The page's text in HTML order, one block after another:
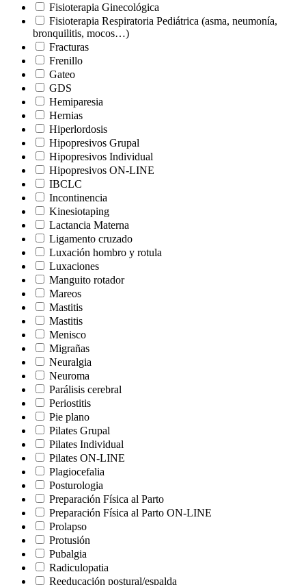
Fisioterapia Ginecológica
Fisioterapia Respiratoria Pediátrica (asma, neumonía,
bronquilitis, mocos…)
Fracturas
Frenillo
Gateo
GDS
Hemiparesia
Hernias
Hiperlordosis
Hipopresivos Grupal
Hipopresivos Individual
Hipopresivos ON-LINE
IBCLC
Incontinencia
Kinesiotaping
Lactancia Materna
Ligamento cruzado
Luxación hombro y rotula
Luxaciones
Manguito rotador
Mareos
Mastitis
Mastitis
Menisco
Migrañas
Neuralgia
Neuroma
Parálisis cerebral
Periostitis
Pie plano
Pilates Grupal
Pilates Individual
Pilates ON-LINE
Plagiocefalia
Posturologia
Preparación Física al Parto
Preparación Física al Parto ON-LINE
Prolapso
Protusión
Pubalgia
Radiculopatia
Reeducación postural/espalda